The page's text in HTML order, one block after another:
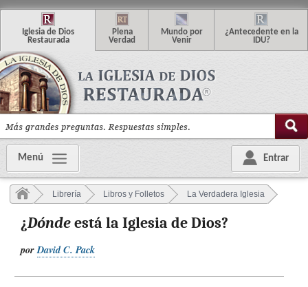
glesia de Dios
Restaurada
Plena
Verdad
Mundo por
Venir
¿Antecedente en la
IDU?
Entrar
Menú
Librería Libros y Folletos La Verdadera Iglesia
¿Dóndeestá la Iglesia de Dios?
porDavid C. Pack